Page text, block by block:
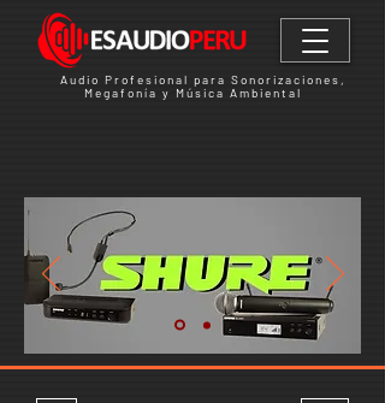
Audio Profesional para Sonorizaciones,
Megafonía y Música Ambiental